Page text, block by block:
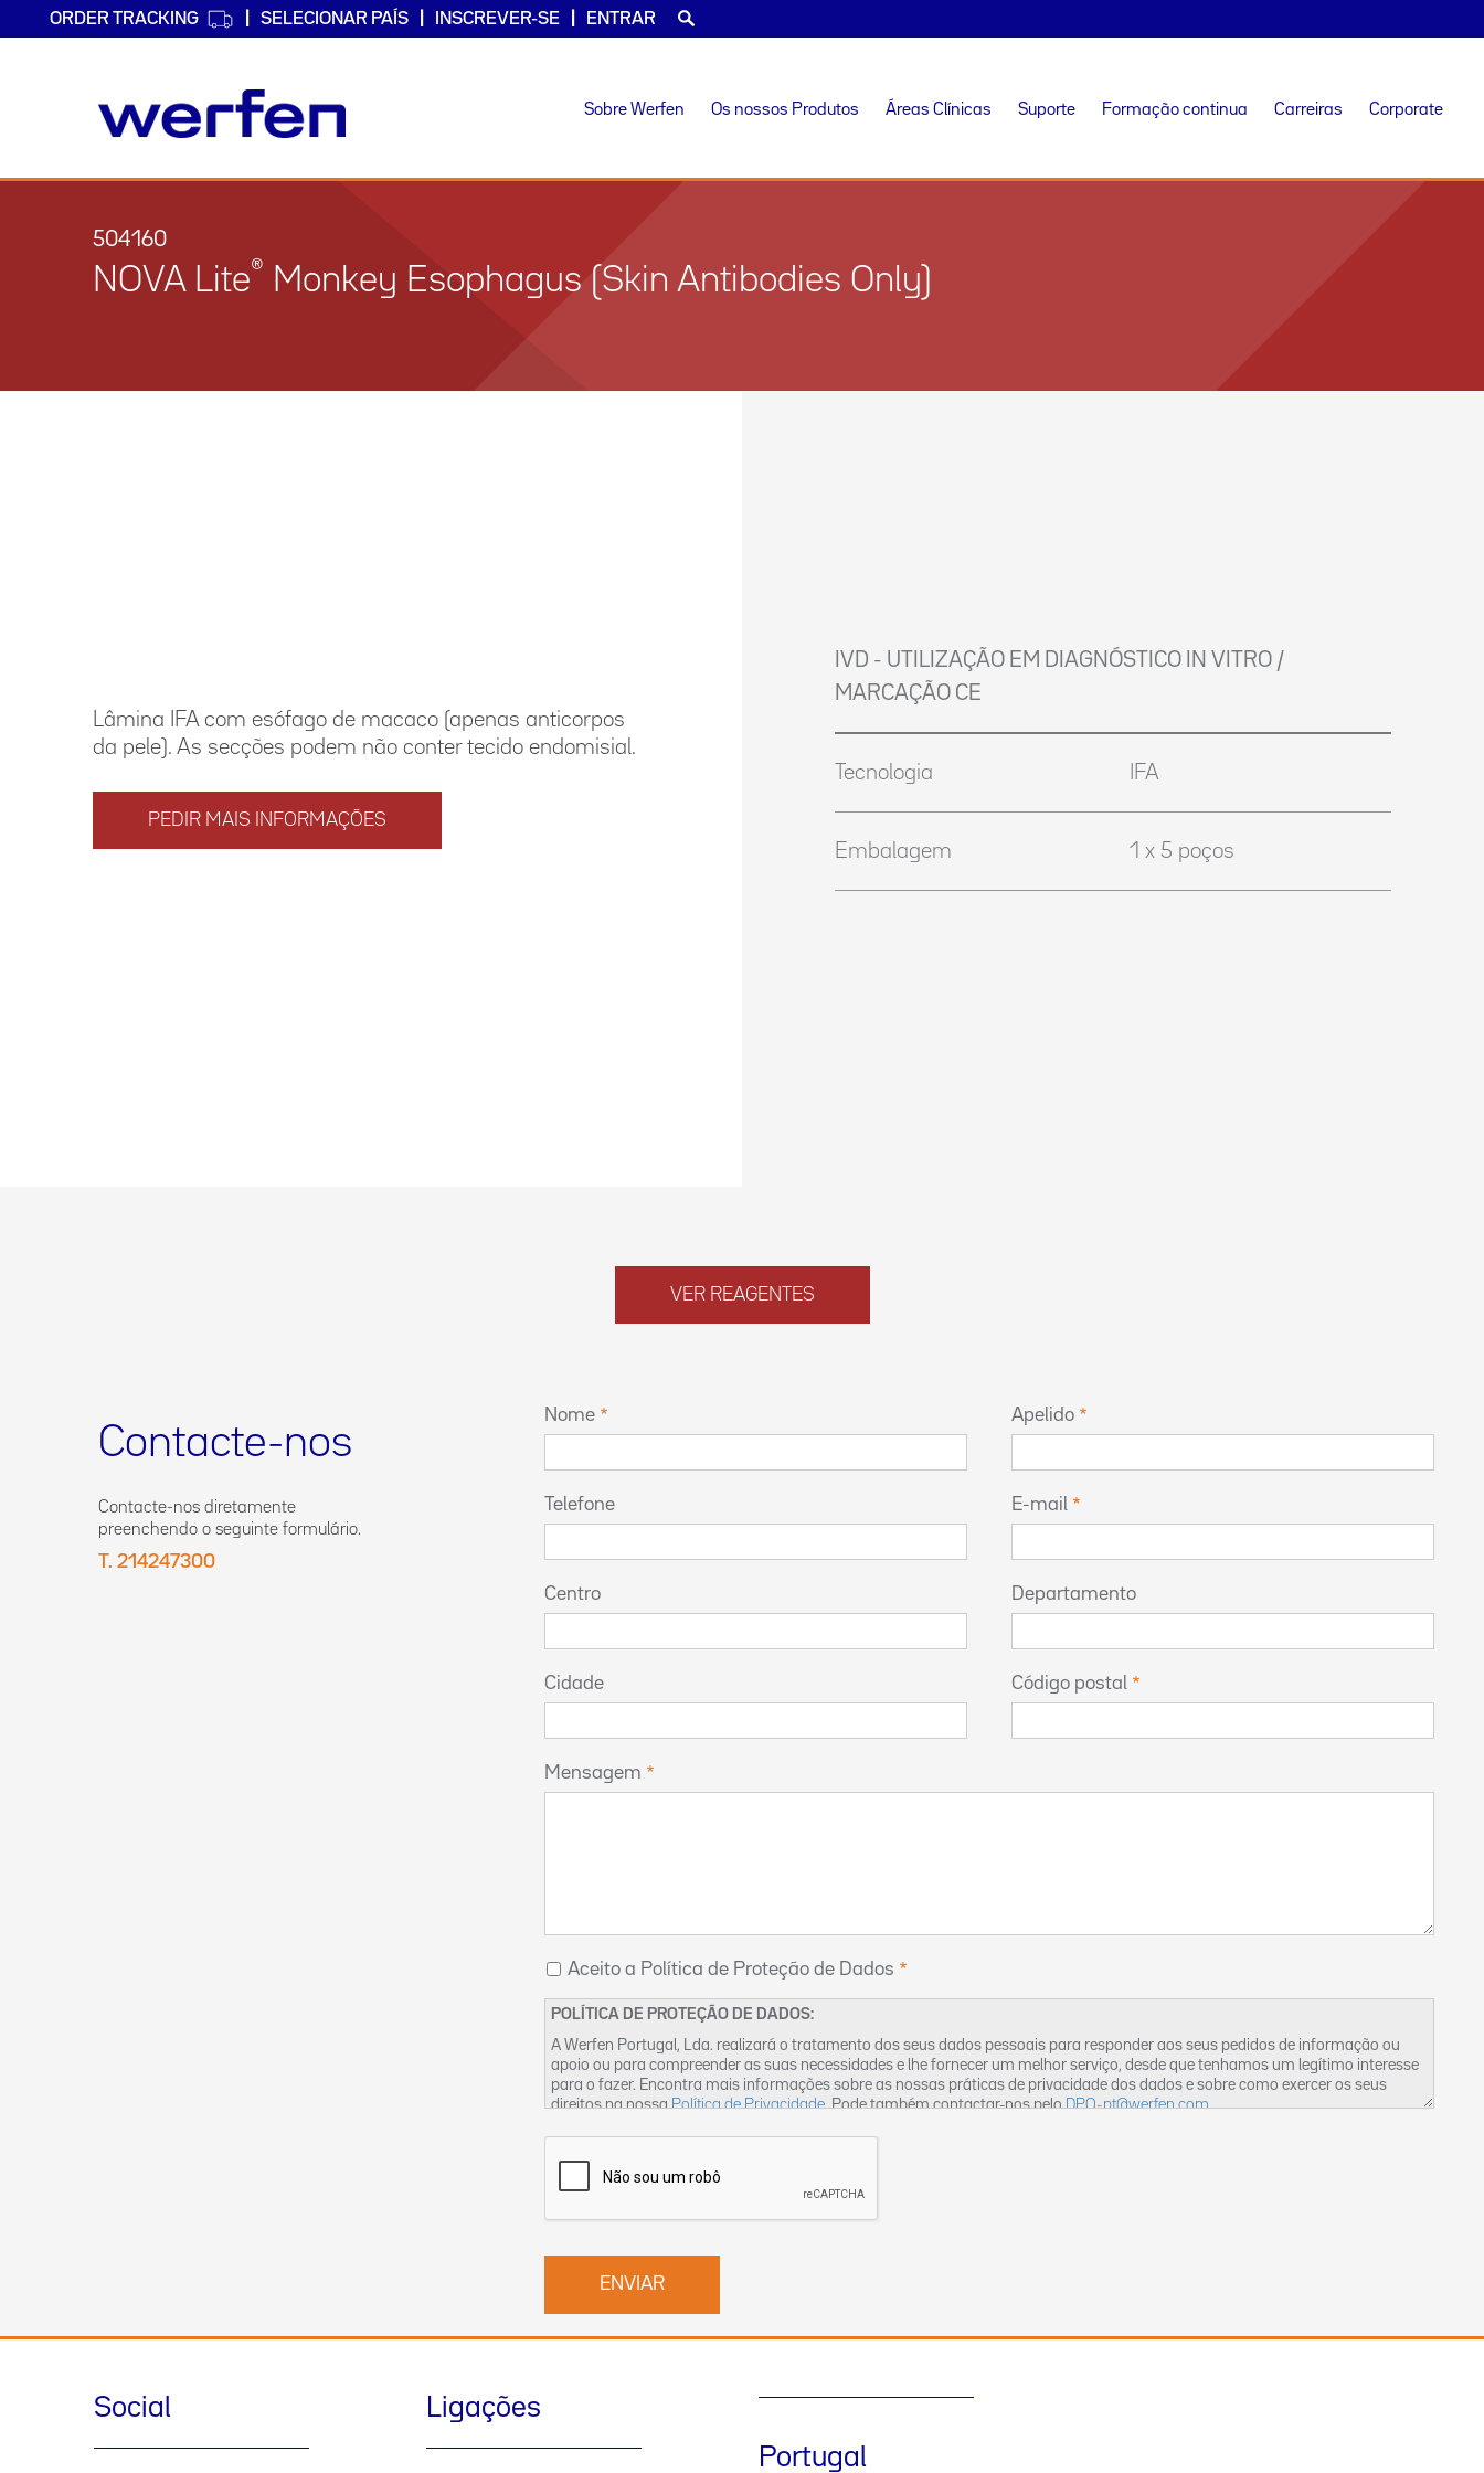
ORDER TRACKING SELECIONAR PAÍS INSCREVER-SE ENTRAR
Sobre Werfen Os nossos Produtos Áreas Clínicas Suporte Formação continua Carreiras Corporate
504160
NOVA Lite® Monkey Esophagus (Skin Antibodies Only)
Lâmina IFA com esófago de macaco (apenas anticorpos
da pele). As secções podem não conter tecido endomisial.
PEDIR MAIS INFORMAÇÕES
IVD - UTILIZAÇÃO EM DIAGNÓSTICO IN VITRO /
MARCAÇÃO CE
Tecnologia IFA
Embalagem 1 x 5 poços
VER REAGENTES
Contacte-nos
Contacte-nos diretamente
preenchendo o seguinte formulário.
T. 214247300
Nome Apelido
Telefone E-mail
Centro Departamento
Cidade Código postal
Mensagem
Aceito a Política de Proteção de Dados
POLÍTICA DE PROTEÇÃO DE DADOS:
A Werfen Portugal, Lda. realizará o tratamento dos seus dados pessoais para responder aos seus pedidos de informação ou
apoio ou para compreender as suas necessidades e lhe fornecer um melhor serviço, desde que tenhamos um legítimo interesse
para o fazer. Encontra mais informações sobre as nossas práticas de privacidade dos dados e sobre como exercer os seus
direitos na nossaPolítica de Privacidade. Pode também contactar-nos peloDPO-pt@werfen.com.
Social
Ligações
Portugal